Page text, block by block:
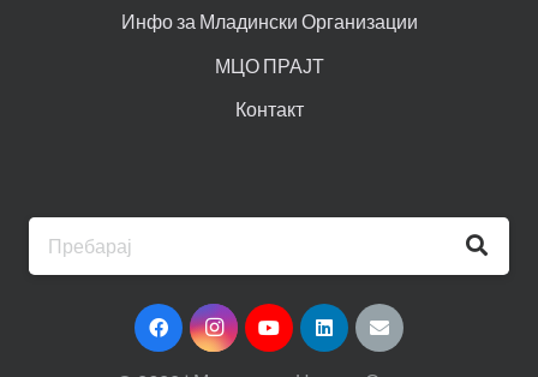
Инфо за Младински Организации
МЦО ПРАЈТ
Контакт